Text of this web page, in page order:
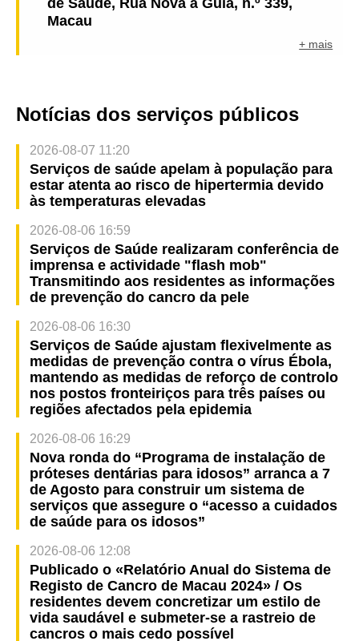
de Saúde, Rua Nova à Guia, n.º 339,
Macau
+ mais
Notícias dos serviços públicos
2026-08-07 11:20
Serviços de saúde apelam à população para
estar atenta ao risco de hipertermia devido
às temperaturas elevadas
2026-08-06 16:59
Serviços de Saúde realizaram conferência de
imprensa e actividade "flash mob"
Transmitindo aos residentes as informações
de prevenção do cancro da pele
2026-08-06 16:30
Serviços de Saúde ajustam flexivelmente as
medidas de prevenção contra o vírus Ébola,
mantendo as medidas de reforço de controlo
nos postos fronteiriços para três países ou
regiões afectados pela epidemia
2026-08-06 16:29
Nova ronda do “Programa de instalação de
próteses dentárias para idosos” arranca a 7
de Agosto para construir um sistema de
serviços que assegure o “acesso a cuidados
de saúde para os idosos”
2026-08-06 12:08
Publicado o «Relatório Anual do Sistema de
Registo de Cancro de Macau 2024» / Os
residentes devem concretizar um estilo de
vida saudável e submeter-se a rastreio de
cancros o mais cedo possível